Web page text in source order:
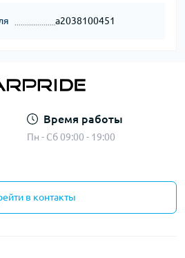
a2038100451
Время работы
Пн - Сб 09:00 - 19:00
в контакты